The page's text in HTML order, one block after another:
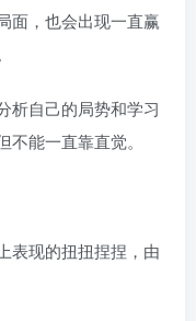
面，也会出现一直赢
析自己的局势和学习
能一直靠直觉。
表现的扭扭捏捏，由